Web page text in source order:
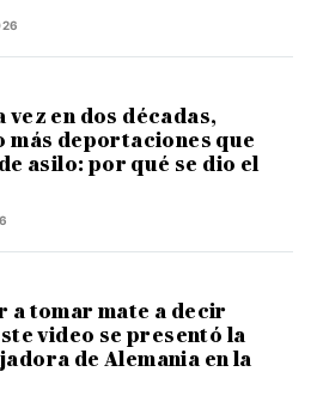
en dos décadas,
más deportaciones que
asilo: por qué se dio el
a tomar mate a decir
video se presentó la
de Alemania en la